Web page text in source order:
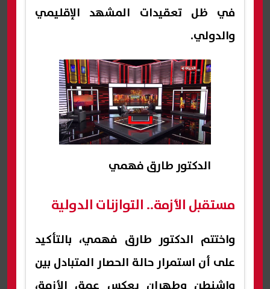
في ظل تعقيدات المشهد الإقليمي
والدولي.
الدكتور طارق فهمي
مستقبل الأزمة.. التوازنات الدولية
واختتم الدكتور طارق فهمي، بالتأكيد
على أن استمرار حالة الحصار المتبادل بين